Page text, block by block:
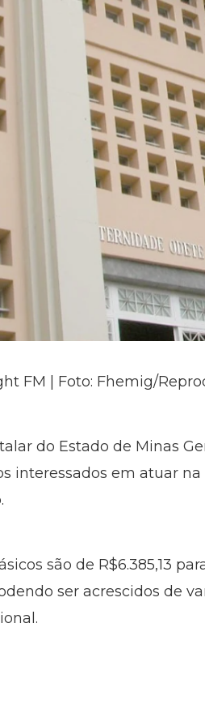
FM | Foto: Fhemig/
do Estado de Minas
interessados em atuar
são de R$6.385,13
ser acrescidos de